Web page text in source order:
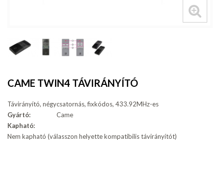
CAME TWIN4 TÁVIRÁNYÍTÓ
Távirányító, négycsatornás, fixkódos, 433.92MHz-es
Gyártó:
Came
Kapható:
Nem kapható (válasszon helyette kompatibilis távirányítót)